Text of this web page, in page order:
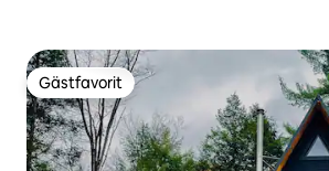
Gästfavorit
Gästfavorit